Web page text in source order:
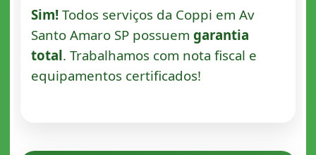
Sim!Todos serviços da Coppi em Av
Santo Amaro SP possuem garantia
total. Trabalhamos com nota fiscal e
equipamentos certificados!